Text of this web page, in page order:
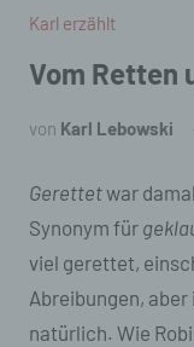
Karl erzählt
Vom Retten
von Karl Lebowski
Gerettetwar
Synonym für
viel gerettet,
Abreibungen,
natürlich. Wie